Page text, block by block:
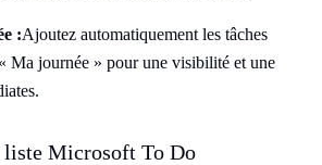
:Ajoutez automatiquement les tâches
Ma journée » pour une visibilité et une
liste Microsoft To Do